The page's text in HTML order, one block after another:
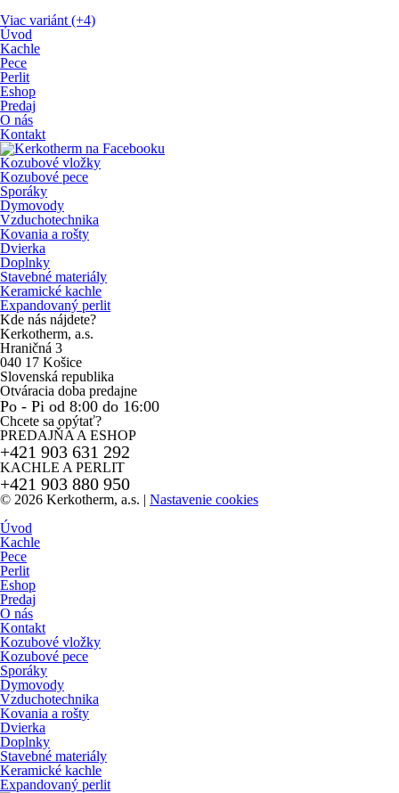
Viac variánt (+4)
Úvod
Kachle
Pece
Perlit
Eshop
Predaj
O nás
Kontakt
Kozubové vložky
Kozubové pece
Sporáky
Dymovody
Vzduchotechnika
Kovania a rošty
Dvierka
Doplnky
Stavebné materiály
Keramické kachle
Expandovaný perlit
Kde nás nájdete?
Kerkotherm, a.s.
Hraničná 3
040 17 Košice
Slovenská republika
Otváracia doba predajne
Po - Pi od 8:00 do 16:00
Chcete sa opýtať?
PREDAJŇA A ESHOP
+421 903 631 292
KACHLE A PERLIT
+421 903 880 950
© 2026 Kerkotherm, a.s. | Nastavenie cookies
Úvod
Kachle
Pece
Perlit
Eshop
Predaj
O nás
Kontakt
Kozubové vložky
Kozubové pece
Sporáky
Dymovody
Vzduchotechnika
Kovania a rošty
Dvierka
Doplnky
Stavebné materiály
Keramické kachle
Expandovaný perlit